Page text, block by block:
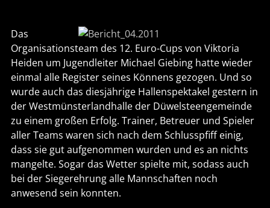
Das
Organisationsteam des 12. Euro-Cups von Viktoria
Heiden um Jugendleiter Michael Giebing hatte wieder
einmal alle Register seines Könnens gezogen. Und so
wurde auch das diesjährige Hallenspektakel gestern in
der Westmünsterlandhalle der Düwelsteengemeinde
zu einem großen Erfolg. Trainer, Betreuer und Spieler
aller Teams waren sich nach dem Schlusspfiff einig,
dass sie gut aufgenommen wurden und es an nichts
mangelte. Sogar das Wetter spielte mit, sodass auch
bei der Siegerehrung alle Mannschaften noch
anwesend sein konnten.